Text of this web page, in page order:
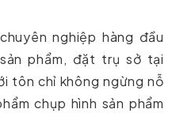
nghiệp hàng đầu
phẩm, đặt trụ sở tại
tôn chỉ không ngừng nỗ
chụp hình sản phẩm